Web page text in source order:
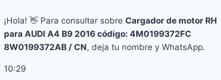
¡Hola! 👋 Para consultar sobre Cargador de motor RH
para AUDI A4 B9 2016 código: 4M0199372FC
8W0199372AB / CN, deja tu nombre y WhatsApp.
10:29